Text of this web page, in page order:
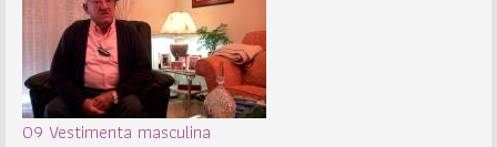
09 Vestimenta masculina